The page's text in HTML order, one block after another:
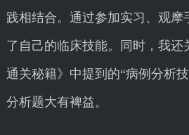
践相结合。通过参加实习、观摩
了自己的临床技能。同时，我还
通关秘籍》中提到的“病例分析
分析题大有裨益。